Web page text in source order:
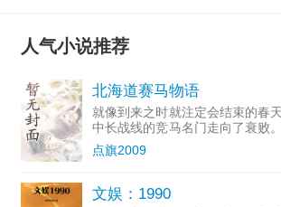
人气小说推荐
北海道赛马物语
就像到来之时就注定会结束的春
中长战线的竞马名门走向了衰败
渐淡去，...
点旗2009
文娱：1990